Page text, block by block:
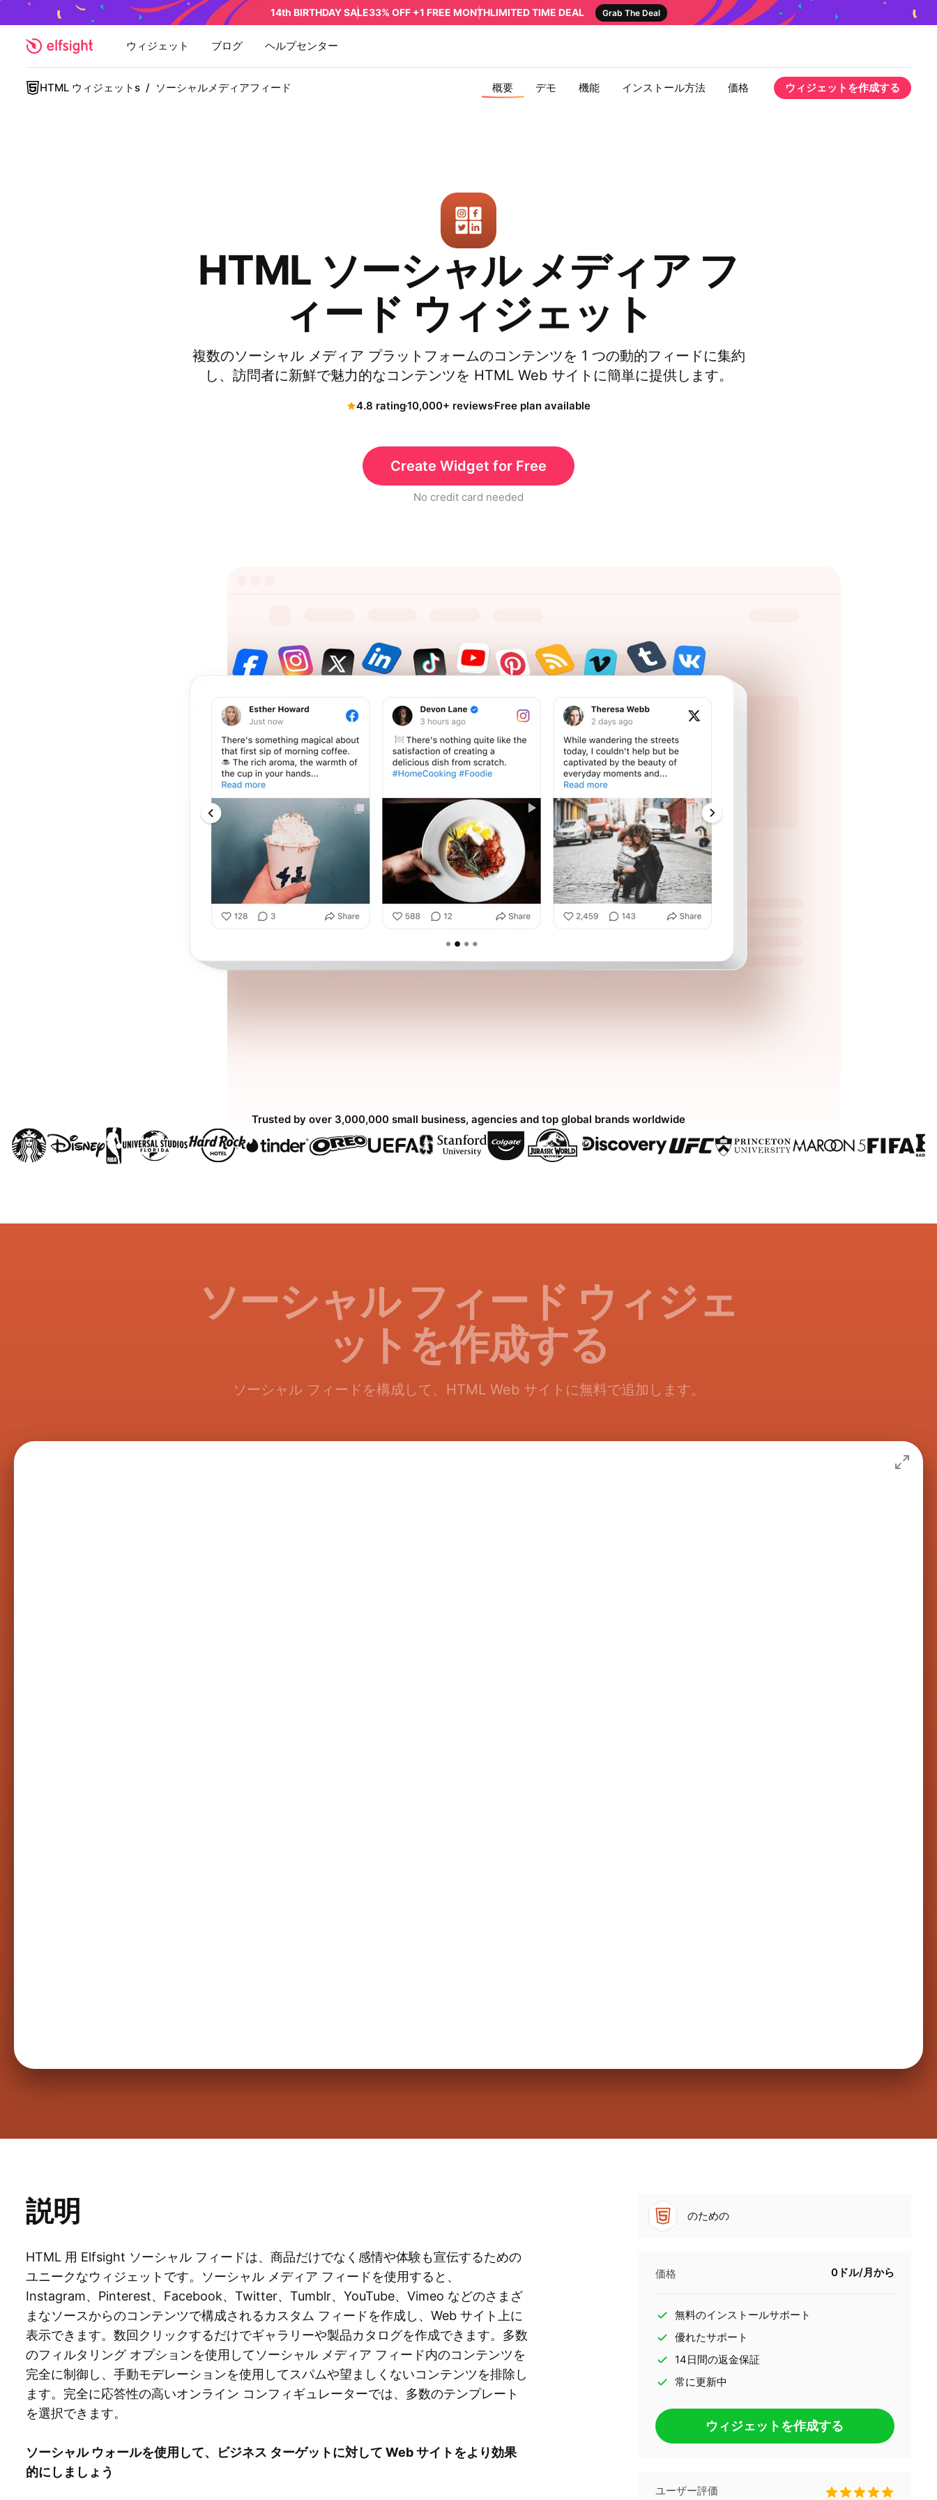
14th BIRTHDAY SALE33% OFF +1 FREE MONTHLIMITED TIME DEAL Grab The Deal
ウィジェット ブログ ヘルプセンター
HTML ウィジェットs / ソーシャルメディアフィード 概要 デモ 機能 インストール方法 価格 ウィジェットを作成する
HTML ソーシャル メディア フ
ィード ウィジェット
複数のソーシャル メディア プラットフォームのコンテンツを 1 つの動的フィードに集約
し、訪問者に新鮮で魅力的なコンテンツを HTML Web サイトに簡単に提供します。
4.8 rating10,000+ reviewsFree plan available
Create Widget for Free
No credit card needed
Trusted by over 3,000,000 small business, agencies and top global brands worldwide
ソーシャル フィード ウィジェ
ットを作成する
ソーシャル フィードを構成して、HTML Web サイトに無料で追加します。
説明
HTML 用 Elfsight ソーシャル フィードは、商品だけでなく感情や体験も宣伝するための
ユニークなウィジェットです。ソーシャル メディア フィードを使用すると、
Instagram、Pinterest、Facebook、Twitter、Tumblr、YouTube、Vimeo などのさまざ
まなソースからのコンテンツで構成されるカスタム フィードを作成し、Web サイト上に
表示できます。数回クリックするだけでギャラリーや製品カタログを作成できます。多数
のフィルタリング オプションを使用してソーシャル メディア フィード内のコンテンツを
完全に制御し、手動モデレーションを使用してスパムや望ましくないコンテンツを排除し
ます。完全に応答性の高いオンライン コンフィギュレーターでは、多数のテンプレート
を選択できます。
ソーシャル ウォールを使用して、ビジネス ターゲットに対して Web サイトをより効果
的にしましょう
のための
価格 0ドル/月から
無料のインストールサポート
優れたサポート
14日間の返金保証
常に更新中
ウィジェットを作成する
ユーザー評価